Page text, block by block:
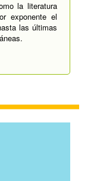
la literatura
exponente el
las últimas